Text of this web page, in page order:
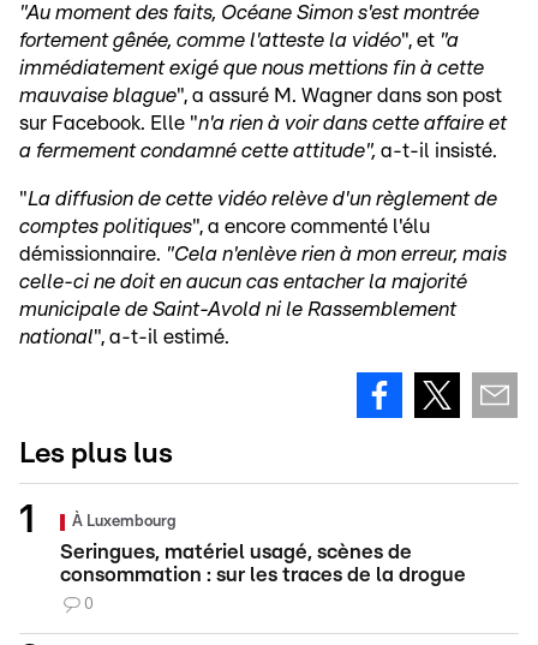
"Au moment des faits, Océane Simon s'est montrée
fortement gênée, comme l'atteste la vidéo", et "a
immédiatement exigé que nous mettions fin à cette
mauvaise blague", a assuré M. Wagner dans son post
sur Facebook. Elle "n'a rien à voir dans cette affaire et
a fermement condamné cette attitude", a-t-il insisté.
"La diffusion de cette vidéo relève d'un règlement de
comptes politiques", a encore commenté l'élu
démissionnaire. "Cela n'enlève rien à mon erreur, mais
celle-ci ne doit en aucun cas entacher la majorité
municipale de Saint-Avold ni le Rassemblement
national", a-t-il estimé.
Les plus lus
À Luxembourg
Seringues, matériel usagé, scènes de
consommation : sur les traces de la drogue
0